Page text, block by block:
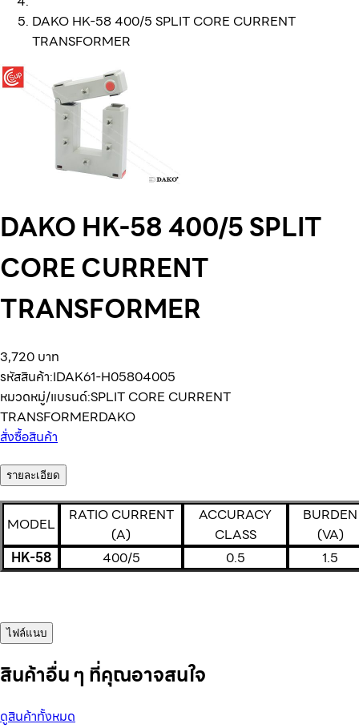
DAKO HK-58 400/5 SPLIT CORE CURRENT
TRANSFORMER
DAKO HK-58 400/5 SPLIT
CORE CURRENT
TRANSFORMER
3,720 บาท
รหัสสินค้า:IDAK61-H05804005
หมวดหมู่/แบรนด์:SPLIT CORE CURRENT
TRANSFORMERDAKO
สั่งซื้อสินค้า
รายละเอียด
MODEL
RATIO CURRENT
(A)
ACCURACY
CLASS
BURDEN
(VA)
HK-58
400/5 0.5 1.5
ไฟล์แนบ
สินค้าอื่น ๆ ที่คุณอาจสนใจ
ดูสินค้าทั้งหมด